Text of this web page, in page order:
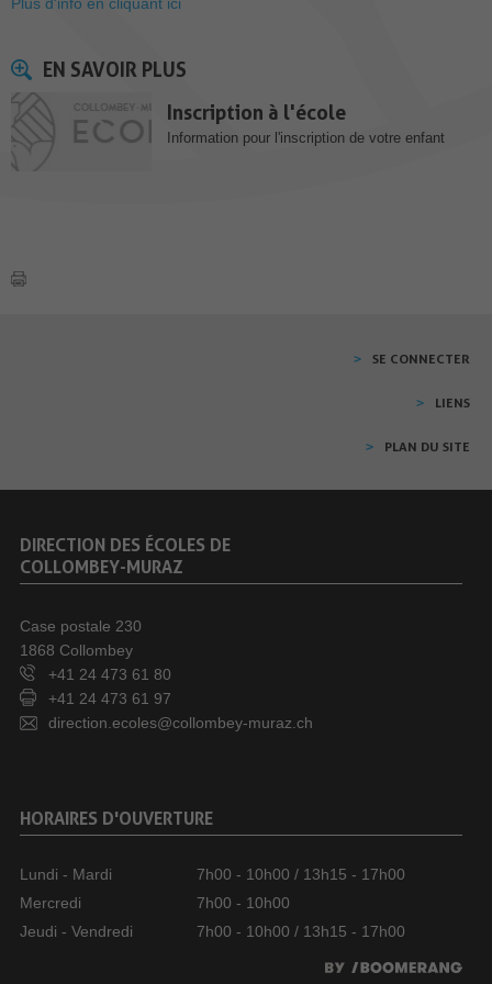
Plus d'info en cliquant ici
EN SAVOIR PLUS
Inscription à l'école
Information pour l'inscription de votre enfant
SE CONNECTER
LIENS
PLAN DU SITE
DIRECTION DES ÉCOLES DE
COLLOMBEY-MURAZ
Case postale 230
1868 Collombey
+41 24 473 61 80
+41 24 473 61 97
direction.ecoles@collombey-muraz.ch
HORAIRES D'OUVERTURE
Lundi - Mardi
7h00 - 10h00 / 13h15 - 17h00
Mercredi
7h00 - 10h00
Jeudi - Vendredi
7h00 - 10h00 / 13h15 - 17h00